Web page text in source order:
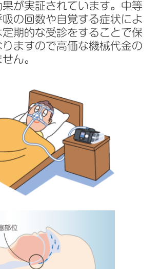
が実証されています。中等
の回数や自覚する症状によ
定期的な受診をすることで保
りますので高価な機械代金の
ん。